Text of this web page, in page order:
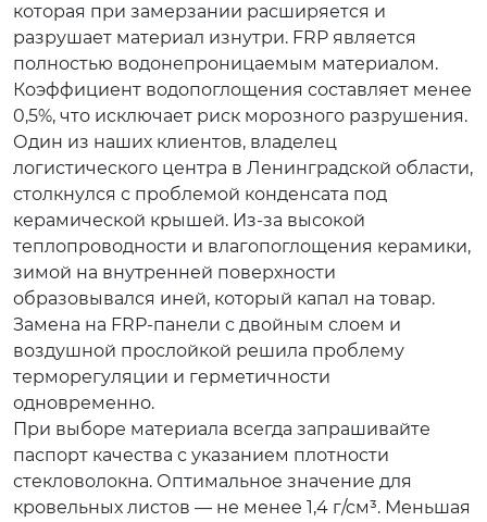
которая при замерзании расширяется и
разрушает материал изнутри. FRP является
полностью водонепроницаемым материалом.
Коэффициент водопоглощения составляет менее
0,5%, что исключает риск морозного разрушения.
Один из наших клиентов, владелец
логистического центра в Ленинградской области,
столкнулся с проблемой конденсата под
керамической крышей. Из-за высокой
теплопроводности и влагопоглощения керамики,
зимой на внутренней поверхности
образовывался иней, который капал на товар.
Замена на FRP-панели с двойным слоем и
воздушной прослойкой решила проблему
терморегуляции и герметичности
одновременно.
При выборе материала всегда запрашивайте
паспорт качества с указанием плотности
стекловолокна. Оптимальное значение для
кровельных листов — не менее 1,4 г/см³. Меньшая